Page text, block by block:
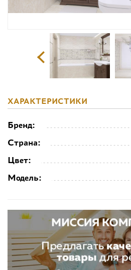
ХАРАКТЕРИСТИКИ
Бренд:
Страна:
Цвет:
Модель: